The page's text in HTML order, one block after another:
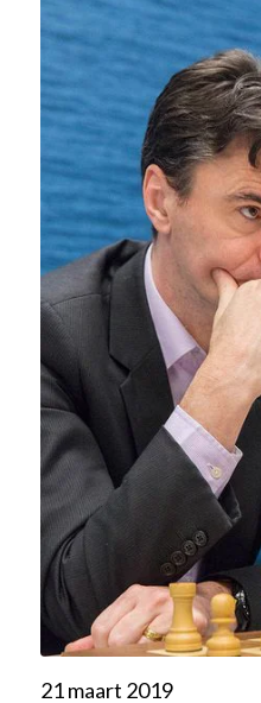
21 maart 2019